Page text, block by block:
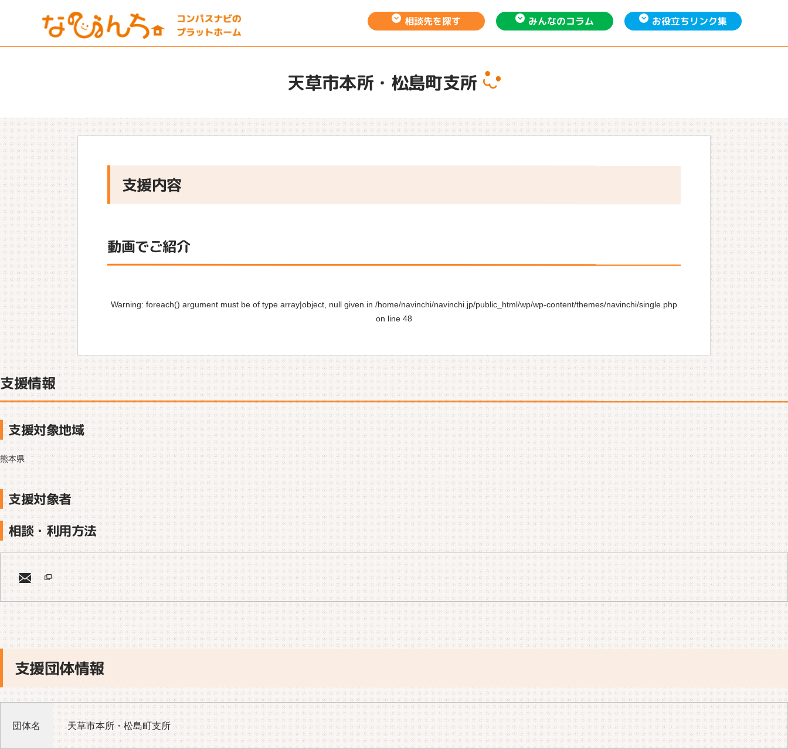
相談先を探す みんなのコラム お役立ちリンク集
天草市本所・松島町支所
支援内容
動画でご紹介
Warning: foreach() argument must be of type array|object, null given in /home/navinchi/navinchi.jp/public_html/wp/wp-content/themes/navinchi/single.php
on line 48
支援情報
支援対象地域
熊本県
支援対象者
相談・利用方法
支援団体情報
団体名 天草市本所・松島町支所